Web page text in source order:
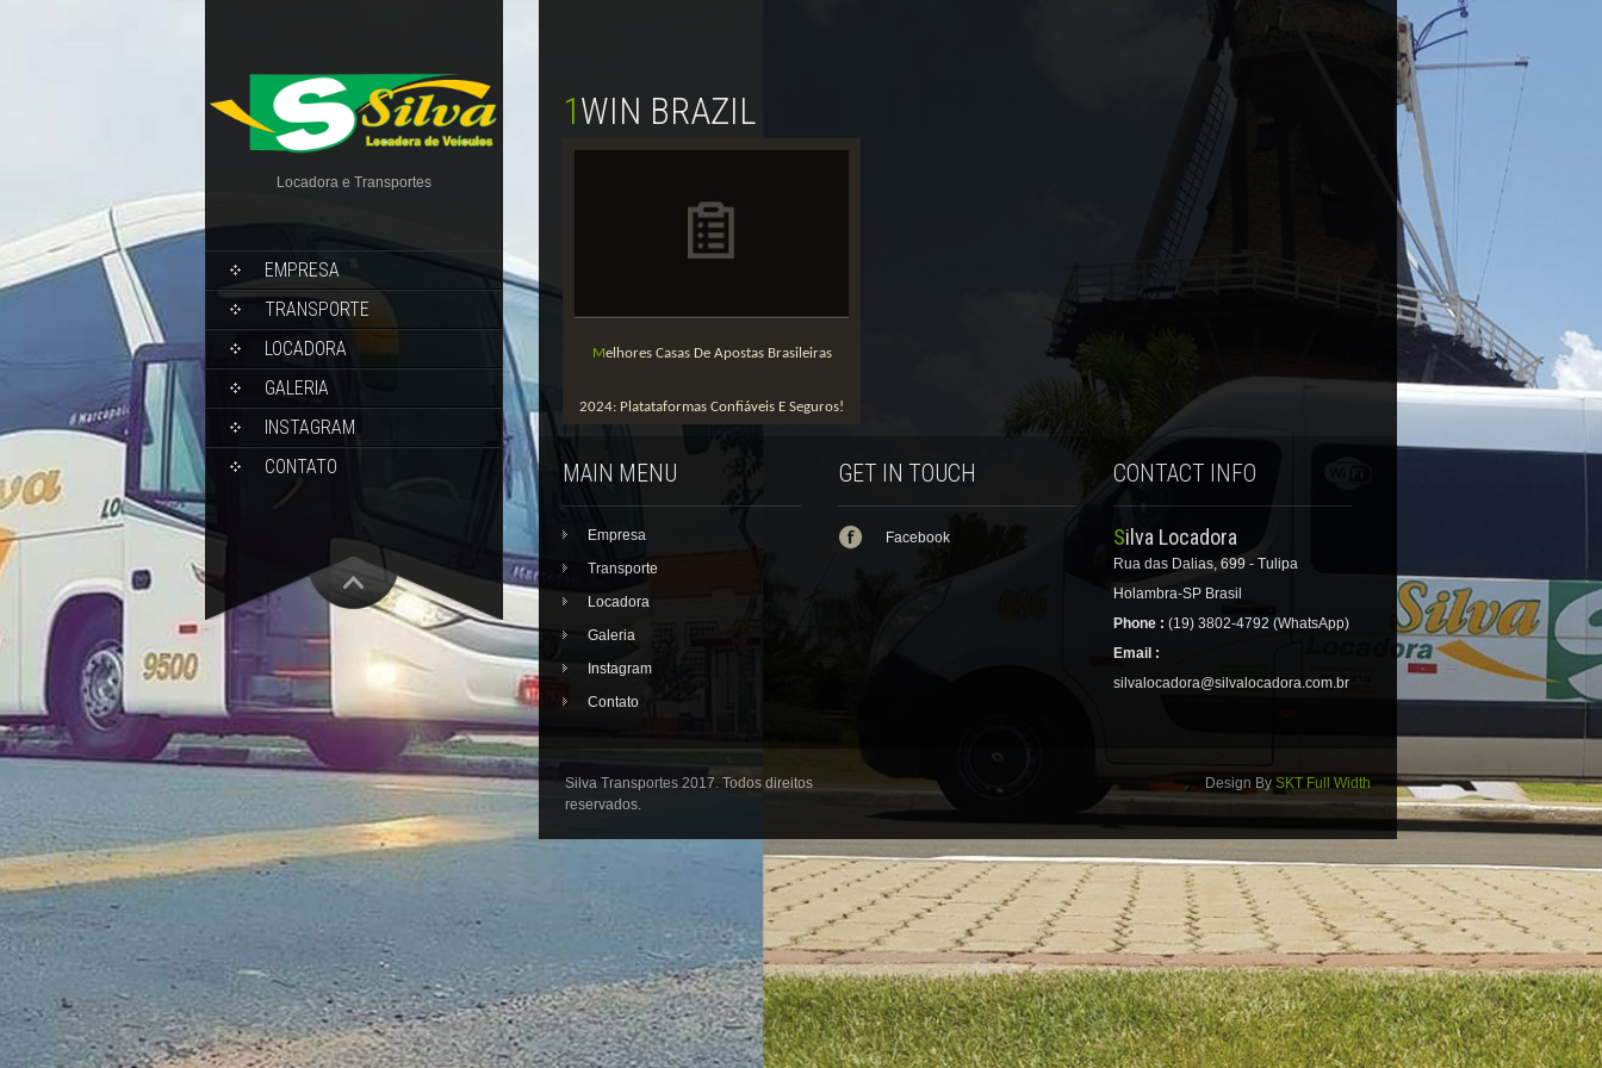
Locadora e Transportes
EMPRESA
TRANSPORTE
LOCADORA
GALERIA
INSTAGRAM
CONTATO
1WIN BRAZIL
Melhores Casas De Apostas Brasileiras
2024: Platataformas Confiáveis E Seguros!
MAIN MENU
Empresa
Transporte
Locadora
Galeria
Instagram
Contato
GET IN TOUCH
Facebook
CONTACT INFO
Silva Locadora
Rua das Dalias, 699 - Tulipa
Holambra-SP Brasil
Phone : (19) 3802-4792 (WhatsApp)
Email :
silvalocadora@silvalocadora.com.br
Silva Transportes 2017. Todos direitos
reservados.
Design BySKT Full Width